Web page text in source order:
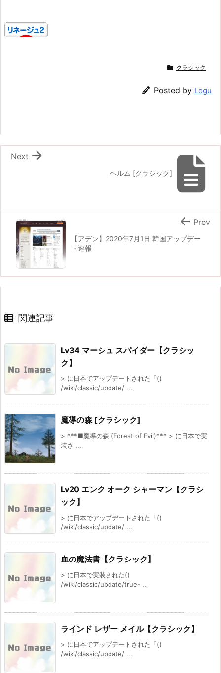
クラシック
Posted by Logu
ヘルム [クラシック]
Next
【アデン】2020年7月1日 韓国アップデー
ト速報
Prev
関連記事
Lv34 マーシュ スパイダー【クラシッ
ク】
> に日本でアップデートされた「((
/wiki/classic/update/ ...
魔導の森 [クラシック]
> ***■魔導の森 (Forest of Evil)*** > に日本で実
装さ ...
Lv20 エンク オーク シャーマン【クラシ
ック】
> に日本でアップデートされた「((
/wiki/classic/update/ ...
血の魔法書【クラシック】
> に日本で実装された((
/wiki/classic/update/true- ...
ラインド レザー メイル【クラシック】
> に日本でアップデートされた「((
/wiki/classic/update/ ...